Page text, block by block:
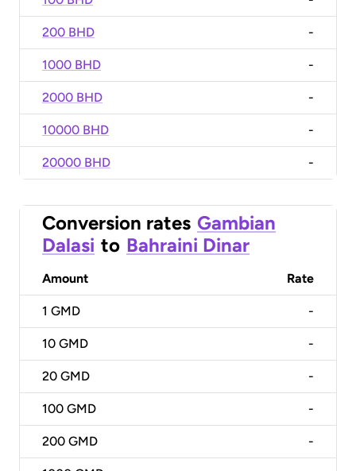
200 BHD -
1000 BHD -
2000 BHD -
10000 BHD -
20000 BHD -
Conversion rates Gambian
Dalasi to Bahraini Dinar
Amount Rate
1 GMD -
10 GMD -
20 GMD -
100 GMD -
200 GMD -